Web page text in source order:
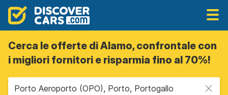
Cerca le offerte di Alamo, confrontale con
i migliori fornitori e risparmia fino al 70%!
Porto Aeroporto (OPO), Porto, Portogallo